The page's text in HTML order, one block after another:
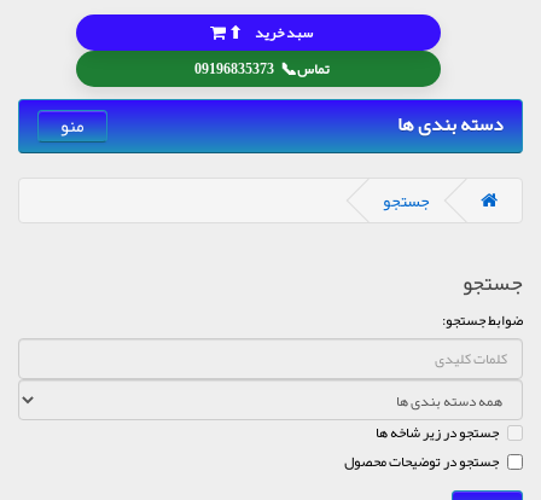
تماس📞
09196835373
سبد خرید ⬆
دسته بندی ها منو
جستجو
جستجو
ضوابط جستجو:
جستجو در زیر شاخه ها
جستجو در توضیحات محصول